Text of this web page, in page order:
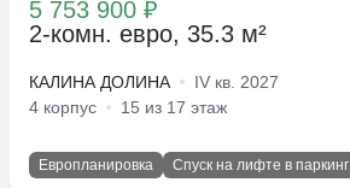
5 753 900 ₽
2-комн. евро, 35.3 м²
КАЛИНА ДОЛИНА
IV кв. 2027
4 корпус
15 из 17 этаж
Европланировка Спуск на лифте в паркинг